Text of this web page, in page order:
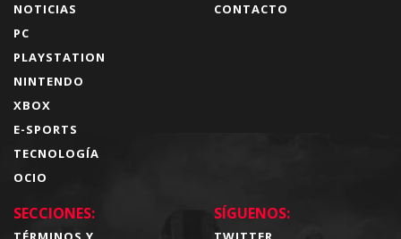
NOTICIAS
PC
PLAYSTATION
NINTENDO
XBOX
E-SPORTS
TECNOLOGÍA
OCIO
CONTACTO
SECCIONES: SÍGUENOS: